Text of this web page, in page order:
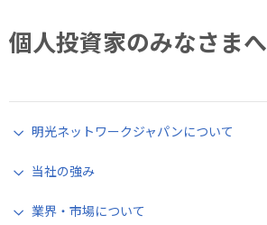
個人投資家のみなさまへ
明光ネットワークジャパンについて
当社の強み
業界・市場について